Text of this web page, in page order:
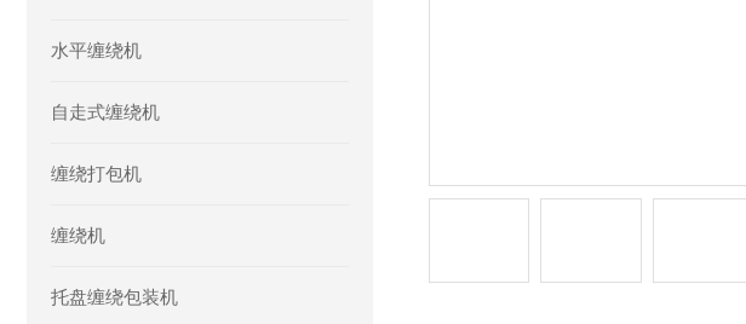
水平缠绕机
自走式缠绕机
缠绕打包机
缠绕机
托盘缠绕包装机